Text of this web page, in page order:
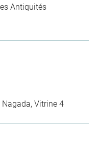
Antiquités
Nagada, Vitrine 4